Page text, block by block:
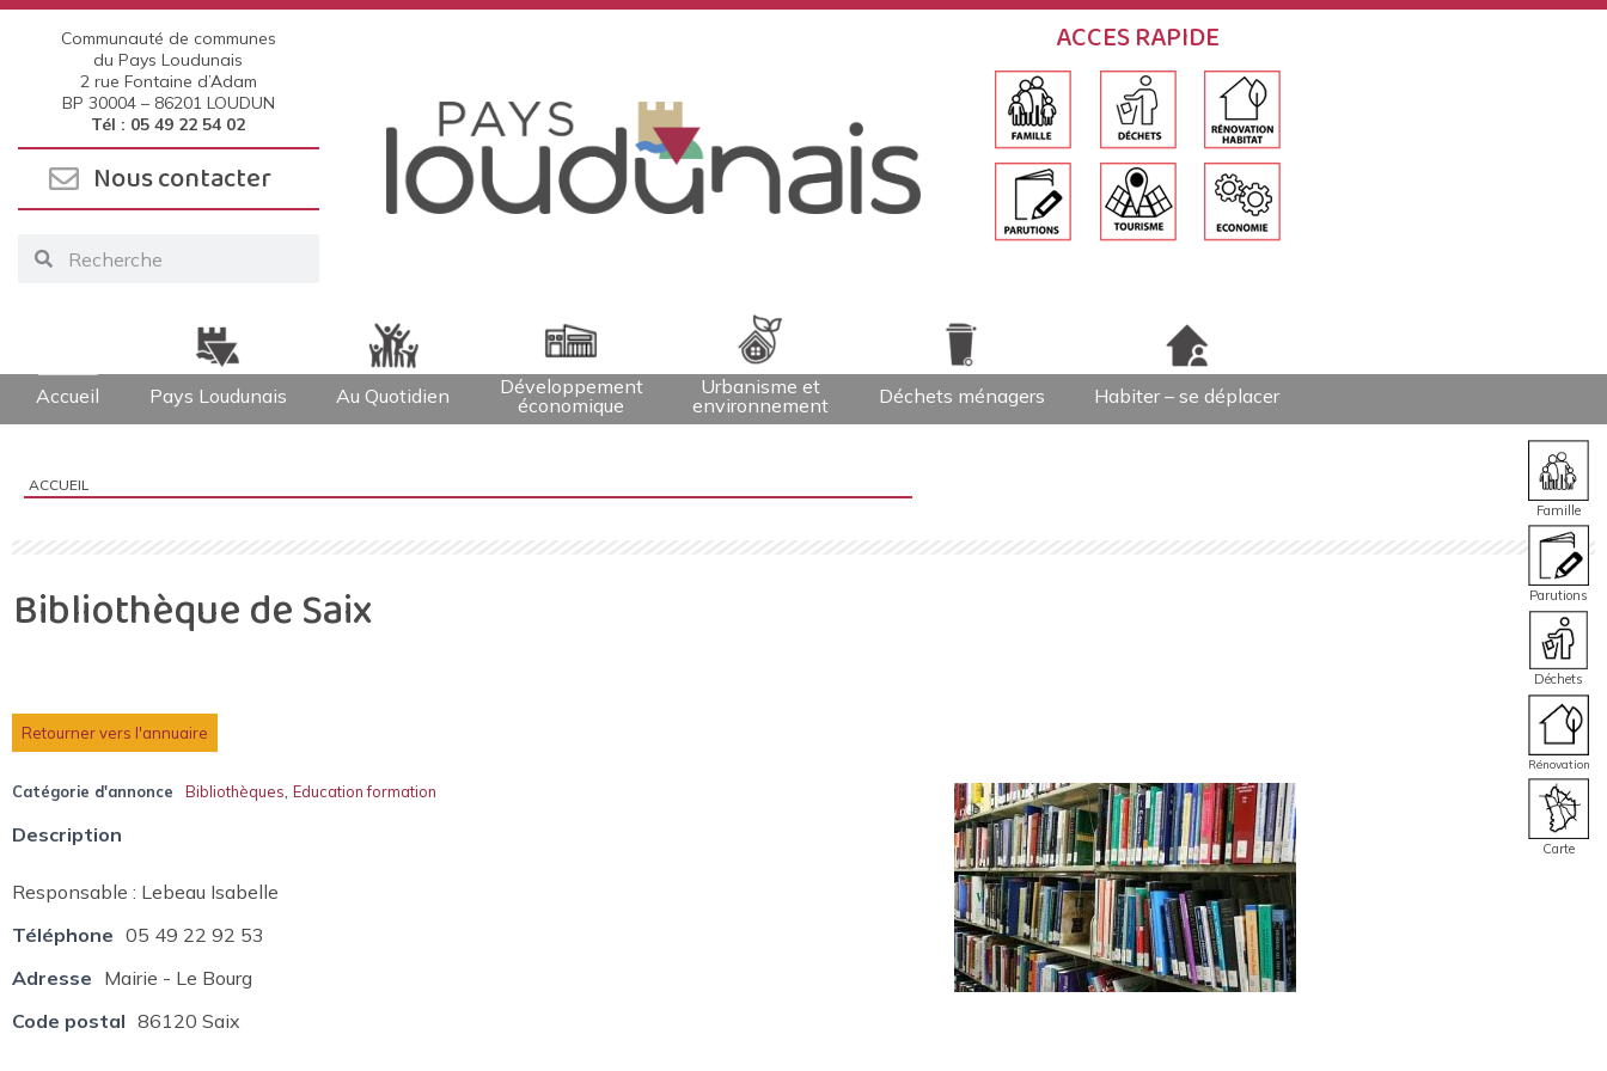
Communauté de communes
du Pays Loudunais
2 rue Fontaine d’Adam
BP 30004 – 86201 LOUDUN
Tél : 05 49 22 54 02
Nous contacter
ACCES RAPIDE
Accueil Pays Loudunais Au Quotidien
Développement
économique
Urbanisme et
environnement
Déchets ménagers Habiter – se déplacer
Famille
Parutions
Déchets
Rénovation
Carte
Vous êtes ici :
ACCUEIL
Bibliothèque de Saix
Retourner vers l'annuaire
Catégorie d'annonce Bibliothèques Education formation
Description
Responsable : Lebeau Isabelle
Téléphone 05 49 22 92 53
Adresse Mairie - Le Bourg
Code postal 86120 Saix